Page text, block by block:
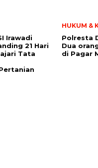
Irawadi
21 Hari
Tata
HUKUM &
Polresta
Dua
di Pagar